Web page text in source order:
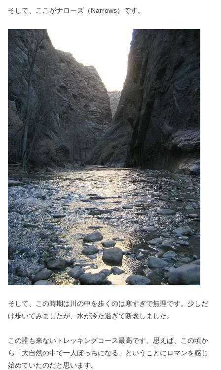
そして、ここがナローズ（Narrows）です。
そして、この時期は川の中を歩くのは寒すぎで無理です。少しだ
け歩いてみましたが、水が冷た過ぎて断念しました。
この誰も来ないトレッキングコース最高です。思えば、この頃か
ら「大自然の中で一人ぼっちになる」ということにロマンを感じ
始めていたのだと思います。